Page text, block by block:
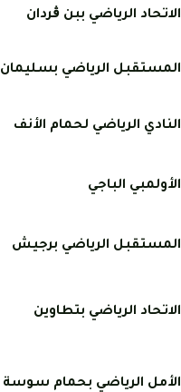
الاتحاد الرياضي ببن ڨردان
المستقبل الرياضي بسليمان
النادي الرياضي لحمام الأنف
الأولمبي الباجي
المستقبل الرياضي برجيش
الاتحاد الرياضي بتطاوين
الأمل الرياضي بحمام سوسة